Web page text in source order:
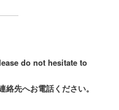
do not hesitate to
先へお電話ください。